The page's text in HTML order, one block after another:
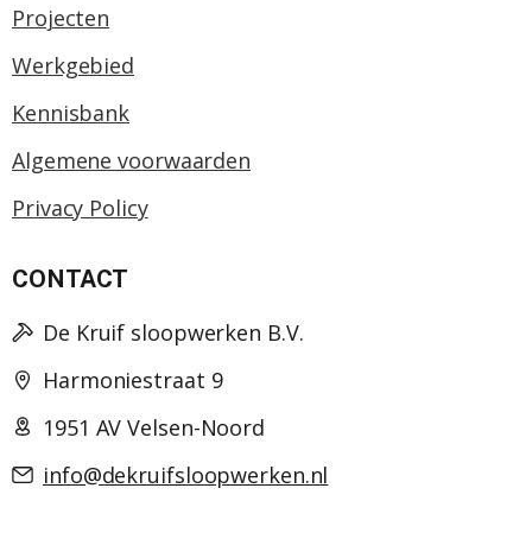
Projecten
Werkgebied
Kennisbank
Algemene voorwaarden
Privacy Policy
CONTACT
De Kruif sloopwerken B.V.
Harmoniestraat 9
1951 AV Velsen-Noord
info@dekruifsloopwerken.nl